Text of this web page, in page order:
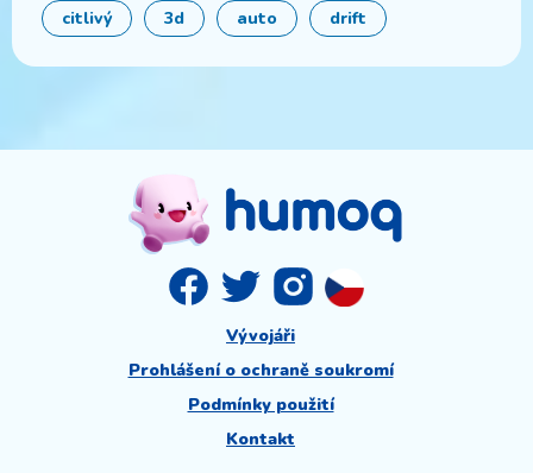
citlivý 3d auto drift
Vývojáři
Prohlášení o ochraně soukromí
Podmínky použití
Kontakt